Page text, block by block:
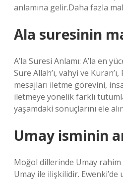
anlamına gelir.Daha fazla
Ala suresinin
A’la Suresi Anlamı: A’la en
Sure Allah’ı, vahyi ve
mesajları iletme görevini,
iletmeye yönelik farklı
yaşamdaki sonuçlarını ele
Umay isminin
Moğol dillerinde Umay rahim
Umay ile ilişkilidir.